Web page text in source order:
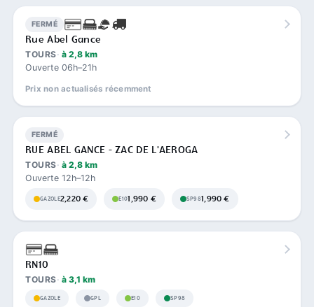
FERMÉ
Rue Abel Gance
TOURS à 2,8 km
Ouverte 06h–21h
Prix non actualisés récemment
FERMÉ
RUE ABEL GANCE - ZAC DE L'AEROGA
TOURS à 2,8 km
Ouverte 12h–12h
GAZOLE2,220 € E101,990 € SP981,990 €
RN10
TOURS à 3,1 km
GAZOLE GPL E10 SP98